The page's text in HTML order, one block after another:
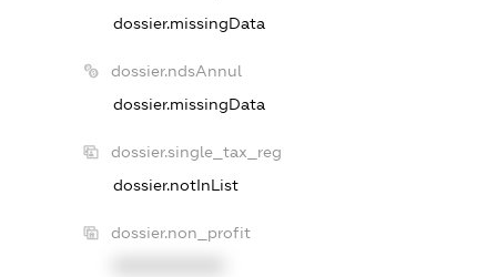
dossier.missingData
dossier.ndsAnnul
dossier.missingData
dossier.single_tax_reg
dossier.notInList
dossier.non_profit